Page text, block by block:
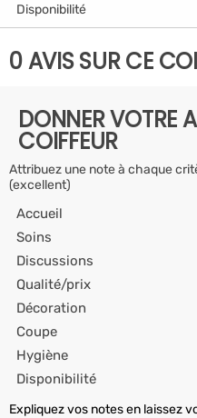
Disponibilité
0 AVIS SUR CE
DONNER VOTRE
COIFFEUR
Attribuez une note à chaque
(excellent)
Accueil
Soins
Discussions
Qualité/prix
Décoration
Coupe
Hygiène
Disponibilité
Expliquez vos notes en laissez